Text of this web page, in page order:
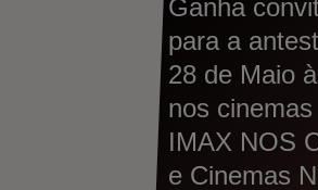
Ganha
para a
28 de Maio
nos
IMAX NOS
e Cinemas